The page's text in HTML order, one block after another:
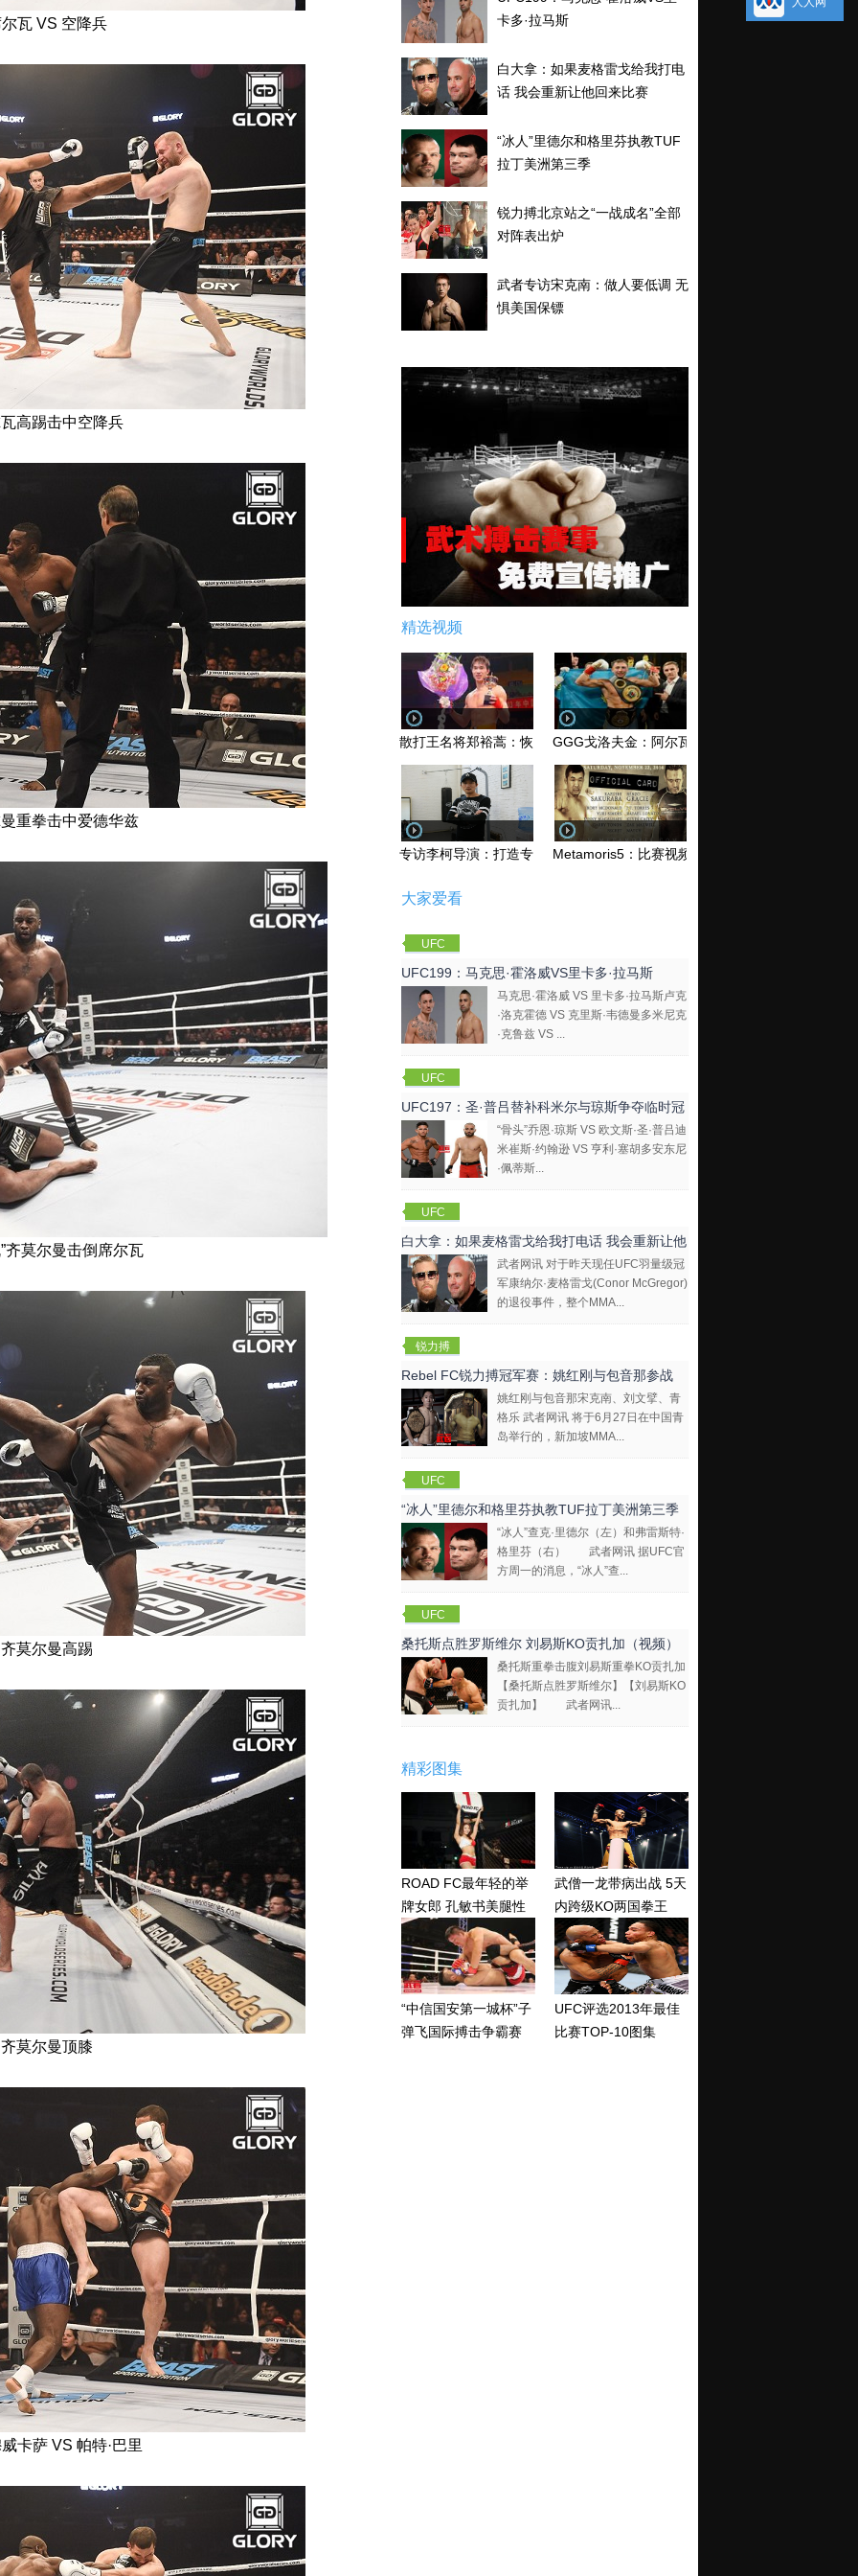
瓦 VS 空降兵
高踢击中空降兵
重拳击中爱德华兹
齐莫尔曼击倒席尔瓦
齐莫尔曼高踢
齐莫尔曼顶膝
卡萨 VS 帕特·巴里
卡多·拉马斯
白大拿：如果麦格雷戈给我打电
话 我会重新让他回来比赛
“冰人”里德尔和格里芬执教TUF
拉丁美洲第三季
锐力搏北京站之“一战成名”全部
对阵表出炉
武者专访宋克南：做人要低调 无
惧美国保镖
精选视频
散打王名将郑裕蒿：恢复训练 有望回归擂台GGG戈洛夫金：阿尔瓦雷兹和库托 爱谁谁无所谓！
专访李柯导演：打造专业MMA综合格斗电影《破军》
Metamoris5：比赛视频
大家爱看
UFC
UFC199：马克思·霍洛威VS里卡多·拉马斯
马克思·霍洛威 VS 里卡多·拉马斯卢克
·洛克霍德 VS 克里斯·韦德曼多米尼克
·克鲁兹 VS ...
UFC
UFC197：圣·普吕替补科米尔与琼斯争夺临时冠
军
“骨头”乔恩·琼斯 VS 欧文斯·圣·普吕迪
米崔斯·约翰逊 VS 亨利·塞胡多安东尼
·佩蒂斯...
UFC
白大拿：如果麦格雷戈给我打电话 我会重新让他
回来比赛
武者网讯 对于昨天现任UFC羽量级冠
军康纳尔·麦格雷戈(Conor McGregor)
的退役事件，整个MMA...
锐力搏
Rebel FC锐力搏冠军赛：姚红刚与包音那参战
姚红刚与包音那宋克南、刘文擘、青
格乐 武者网讯 将于6月27日在中国青
岛举行的，新加坡MMA...
UFC
“冰人”里德尔和格里芬执教TUF拉丁美洲第三季
“冰人”查克·里德尔（左）和弗雷斯特·
格里芬（右） 武者网讯 据UFC官
方周一的消息，“冰人”查...
UFC
桑托斯点胜罗斯维尔 刘易斯KO贡扎加（视频）
桑托斯重拳击腹刘易斯重拳KO贡扎加
【桑托斯点胜罗斯维尔】【刘易斯KO
贡扎加】 武者网讯...
精彩图集
ROAD FC最年轻的举
牌女郎 孔敏书美腿性
感眼神清纯
武僧一龙带病出战 5天
内跨级KO两国拳王
“中信国安第一城杯”子
弹飞国际搏击争霸赛
UFC评选2013年最佳
比赛TOP-10图集